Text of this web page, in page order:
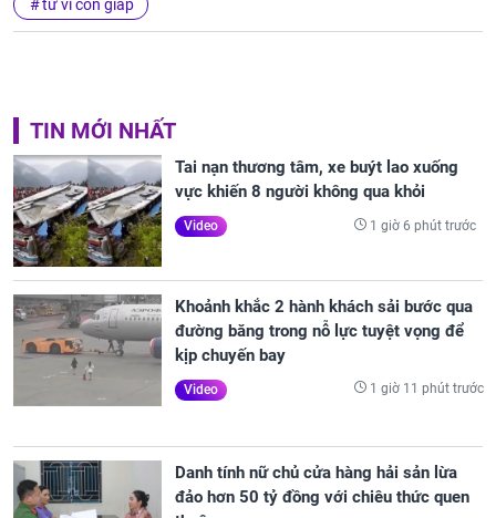
tử vi con giáp
TIN MỚI NHẤT
Tai nạn thương tâm, xe buýt lao xuống
vực khiến 8 người không qua khỏi
Video 1 giờ 6 phút trước
Khoảnh khắc 2 hành khách sải bước qua
đường băng trong nỗ lực tuyệt vọng để
kịp chuyến bay
Video 1 giờ 11 phút trước
Danh tính nữ chủ cửa hàng hải sản lừa
đảo hơn 50 tỷ đồng với chiêu thức quen